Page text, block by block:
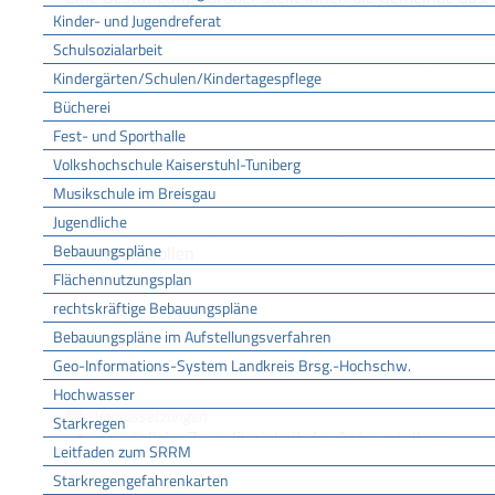
Kinder- und Jugendreferat
Schulsozialarbeit
Kindergärten/Schulen/Kindertagespflege
Bücherei
Fest- und Sporthalle
Volkshochschule Kaiserstuhl-Tuniberg
Musikschule im Breisgau
Jugendliche
Bebauungspläne
Flächennutzungsplan
rechtskräftige Bebauungspläne
Bebauungspläne im Aufstellungsverfahren
Geo-Informations-System Landkreis Brsg.-Hochschw.
Hochwasser
Starkregen
Leitfaden zum SRRM
Starkregengefahrenkarten
Gewinnmöglichkeit aufstellen wollen. Beachten Sie, dass
Spielhalle eröffnen dürfen. Nähere Informationen darüber
Verfahrensbeschreibung "Erlaubnis für Spielhallen
ONLINEANTRAG UND FORMULARE
Aufstellung von Spielgeräten mit Gewinnmöglichkeit
ZUSTÄNDIGE STELLE
die Gemeinde- oder Stadtverwaltung, in der Sie das
aufstellen wollen
Gemeinde Bötzingen
LEISTUNGSDETAILS
Voraussetzungen
persönliche Zuverlässigkeit des Antragstellers
Zulassung der Geräte durch die Physikalisch-